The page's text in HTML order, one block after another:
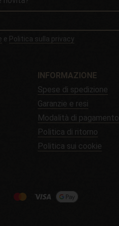
e Politica sulla privacy
INFORMAZIONE
Spese di spedizione
Garanzie e resi
Modalità di pagamento
Politica di ritorno
Politica sui cookie